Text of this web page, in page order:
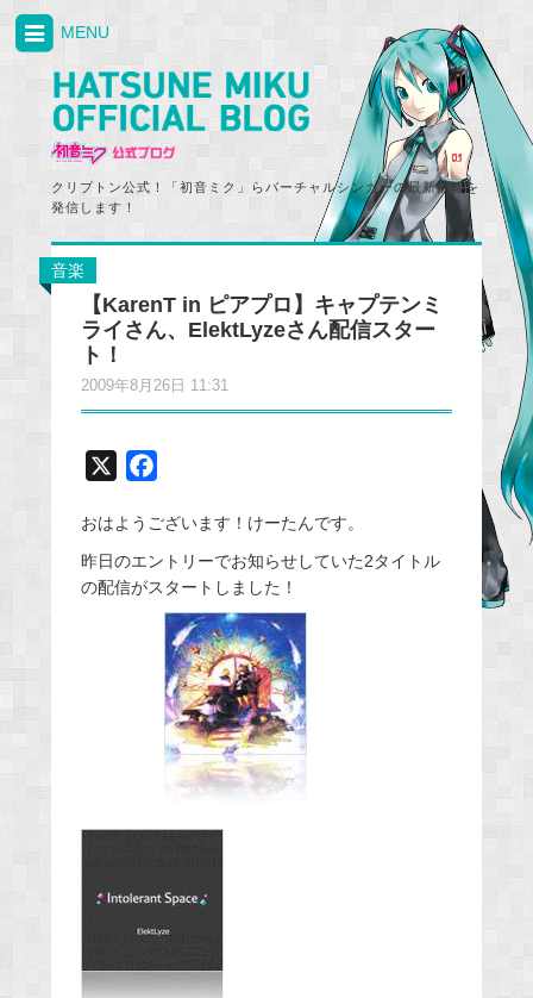
クリプトン公式！「初音ミク」らバーチャルシンガーの最新情報を
発信します！
MENU
音楽
【KarenT in ピアプロ】キャプテンミ
ライさん、ElektLyzeさん配信スター
ト！
2009年8月26日 11:31
c
e
b
o
k
おはようございます！けーたんです。
昨日のエントリーでお知らせしていた2タイトル
の配信がスタートしました！